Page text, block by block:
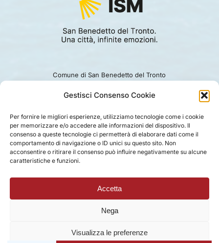
Gestisci Consenso Cookie
Per fornire le migliori esperienze, utilizziamo tecnologie come i cookie
per memorizzare e/o accedere alle informazioni del dispositivo. Il
consenso a queste tecnologie ci permetterà di elaborare dati come il
comportamento di navigazione o ID unici su questo sito. Non
acconsentire o ritirare il consenso può influire negativamente su alcune
caratteristiche e funzioni.
Accetta
Nega
Visualizza le preferenze
Comune di San Benedetto del Tronto
Ufficio turismo: 0735.794229
PRIVACY |COOKIE | LEGAL |DISCLAIMER